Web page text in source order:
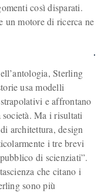
così disparati.
un motore di ricerca ne
Sterling
usa modelli
e affrontano
Ma i risultati
architettura, design
i tre brevi
di scienziati”.
che citano i
sono più